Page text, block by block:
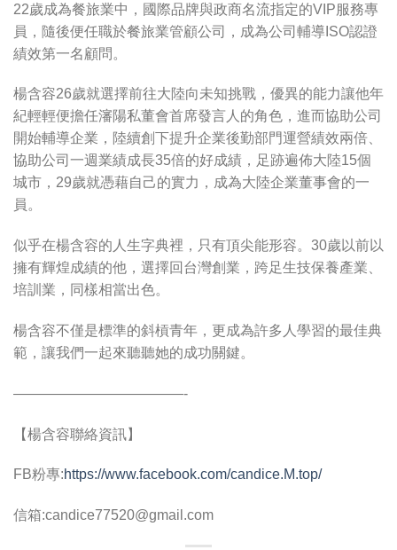
22歲成為餐旅業中，國際品牌與政商名流指定的VIP服務專
員，隨後便任職於餐旅業管顧公司，成為公司輔導ISO認證
績效第一名顧問。
楊含容26歲就選擇前往大陸向未知挑戰，優異的能力讓他年
紀輕輕便擔任瀋陽私董會首席發言人的角色，進而協助公司
開始輔導企業，陸續創下提升企業後勤部門運營績效兩倍、
協助公司一週業績成長35倍的好成績，足跡遍佈大陸15個
城市，29歲就憑藉自己的實力，成為大陸企業董事會的一
員。
似乎在楊含容的人生字典裡，只有頂尖能形容。30歲以前以
擁有輝煌成績的他，選擇回台灣創業，跨足生技保養產業、
培訓業，同樣相當出色。
楊含容不僅是標準的斜槓青年，更成為許多人學習的最佳典
範，讓我們一起來聽聽她的成功關鍵。
————————————-
【楊含容聯絡資訊】
FB粉專:https://www.facebook.com/candice.M.top/
信箱:candice77520@gmail.com